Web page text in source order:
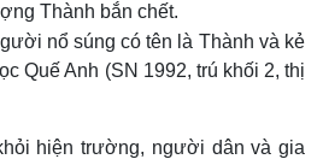
Thành bắn chết.
nổ súng có tên là Thành và kẻ
Quế Anh (SN 1992, trú khối 2, thị
hiện trường, người dân và gia